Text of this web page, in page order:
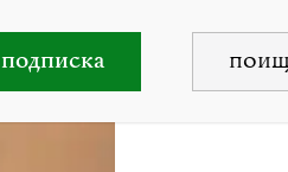
подписка